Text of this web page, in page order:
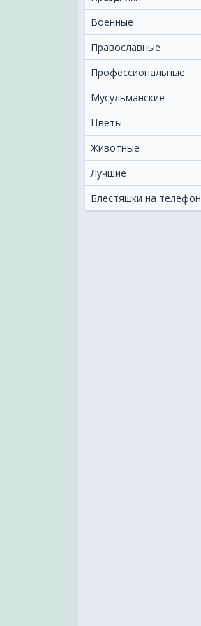
Военные
Православные
Профессиональные
Мусульманские
Цветы
Животные
Лучшие
Блестяшки на телефон